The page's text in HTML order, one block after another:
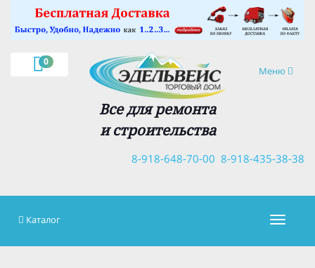
0
Навигация
Меню
Все для ремонта
и строительства
8-918-435-38-38
8-918-648-70-00
×
Каталог